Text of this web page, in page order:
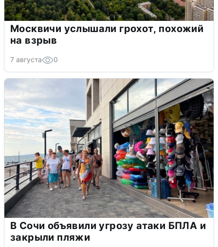
Москвичи услышали грохот, похожий
на взрыв
7 августа 0
В Сочи объявили угрозу атаки БПЛА и
закрыли пляжи